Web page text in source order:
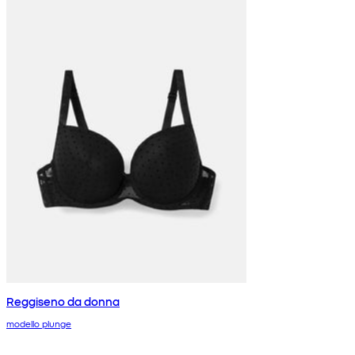
Reggiseno da donna
modello plunge